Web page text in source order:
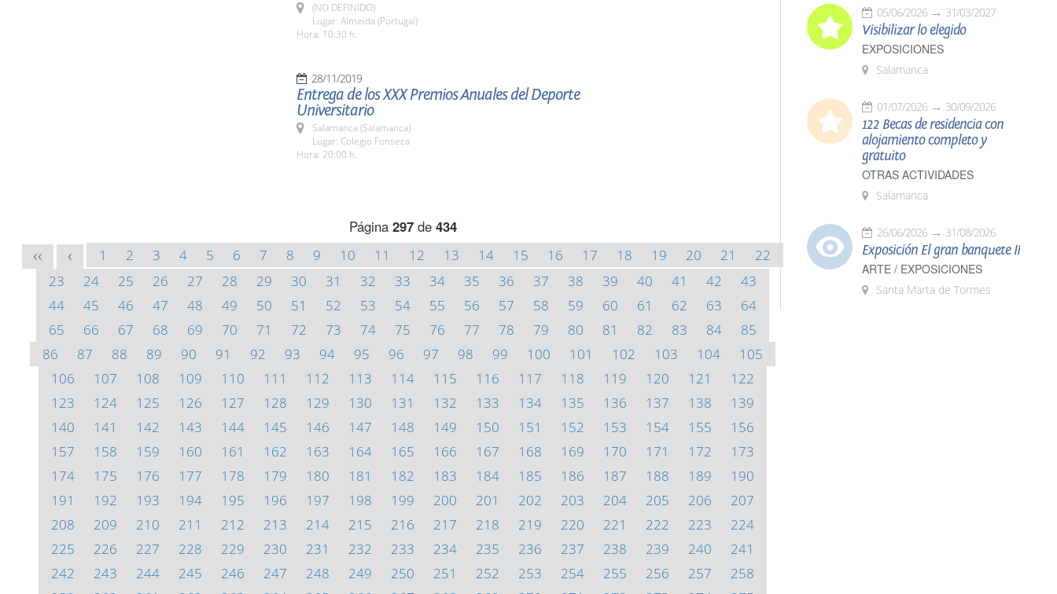
(NO DEFINIDO)
Lugar: Almeida (Portugal)
Hora: 10:30 h.
28/11/2019
Entrega de los XXX Premios Anuales del Deporte
Universitario
Salamanca (Salamanca)
Lugar: Colegio Fonseca
Hora: 20:00 h.
Página 297de 434
<< < 1 2 3 4 5 6 7 8 9 10 11 12 13 14 15 16 17 18 19 20 21
22
23
24 25 26 27 28 29 30 31 32 33 34 35 36 37 38 39 40 41 42
43
44
45 46 47 48 49 50 51 52 53 54 55 56 57 58 59 60 61 62 63
64
65
66 67 68 69 70 71 72 73 74 75 76 77 78 79 80 81 82 83 84
85
86
87 88 89 90 91 92 93 94 95 96 97 98 99 100 101 102 103 104
105
106
107 108 109 110 111 112 113 114 115 116 117 118 119 120 121
122
123
124 125 126 127 128 129 130 131 132 133 134 135 136 137 138
139
140
141 142 143 144 145 146 147 148 149 150 151 152 153 154 155
156
157
158 159 160 161 162 163 164 165 166 167 168 169 170 171 172
173
174
175 176 177 178 179 180 181 182 183 184 185 186 187 188 189
190
191
192 193 194 195 196 197 198 199 200 201 202 203 204 205 206
207
208
209 210 211 212 213 214 215 216 217 218 219 220 221 222 223
224
225
226 227 228 229 230 231 232 233 234 235 236 237 238 239 240
241
242
243 244 245 246 247 248 249 250 251 252 253 254 255 256 257
258
05/06/2026 31/03/2027
Visibilizar lo elegido
EXPOSICIONES
Salamanca
01/07/2026 30/09/2026
122 Becas de residencia con
alojamiento completo y
gratuito
OTRAS ACTIVIDADES
Salamanca
26/06/2026 31/08/2026
Exposición El gran banquete II
ARTE / EXPOSICIONES
Santa Marta de Tormes